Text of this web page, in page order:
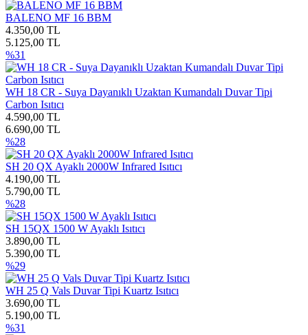
BALENO MF 16 BBM
4.350,00 TL
5.125,00 TL
%31
WH 18 CR - Suya Dayanıklı Uzaktan Kumandalı Duvar Tipi
Carbon Isıtıcı
4.590,00 TL
6.690,00 TL
%28
SH 20 QX Ayaklı 2000W Infrared Isıtıcı
4.190,00 TL
5.790,00 TL
%28
SH 15QX 1500 W Ayaklı Isıtıcı
3.890,00 TL
5.390,00 TL
%29
WH 25 Q Vals Duvar Tipi Kuartz Isıtıcı
3.690,00 TL
5.190,00 TL
%31